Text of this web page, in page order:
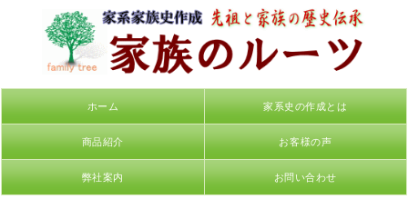
ホーム 家系史の作成とは
商品紹介 お客様の声
弊社案内 お問い合わせ